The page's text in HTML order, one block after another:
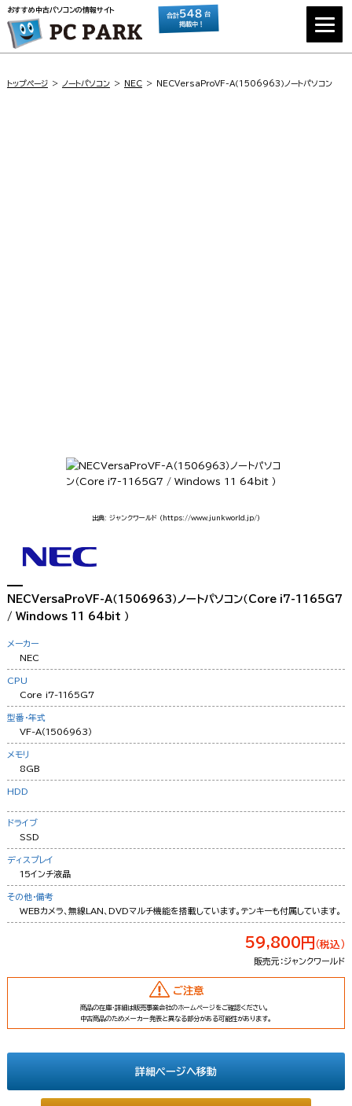
おすすめ中古パソコンの情報サイト
合計548 台
掲載中！
トップページ ノートパソコン NEC NECVersaProVF-A（1506963）ノートパソコン
出典: ジャンクワールド （https://www.junkworld.jp/）
NECVersaProVF-A（1506963）ノートパソコン（Core i7-1165G7
/ Windows 11 64bit ）
メーカー
NEC
CPU
Core i7-1165G7
型番・年式
VF-A（1506963）
メモリ
8GB
HDD
ドライブ
SSD
ディスプレイ
15インチ液晶
その他・備考
WEBカメラ、無線LAN、DVDマルチ機能を搭載しています。テンキーも付属しています。
59,800円 （税込）
販売元：ジャンクワールド
ご注意
商品の在庫・詳細は販売事業会社のホームページをご確認ください。
中古商品のためメーカー発表と異なる部分がある可能性があります。
詳細ページへ移動